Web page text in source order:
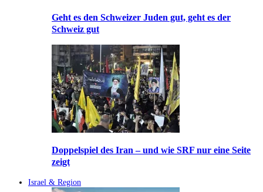
Geht es den Schweizer Juden gut, geht es der
Schweiz gut
Doppelspiel des Iran – und wie SRF nur eine Seite
zeigt
Israel & Region